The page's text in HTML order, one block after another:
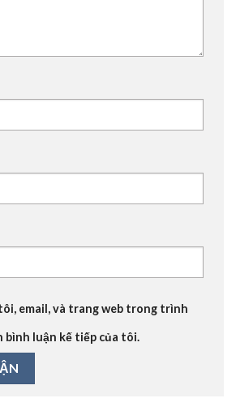
email, và trang web trong trình
bình luận kế tiếp của tôi.